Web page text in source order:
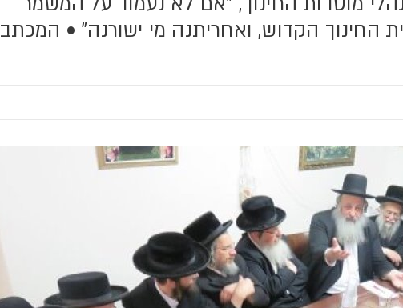
החינוך הקדוש, ואחריתנה מי ישורנה" • המכתב